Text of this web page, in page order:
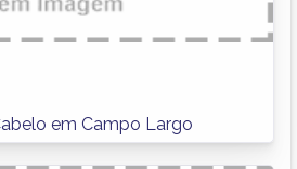
em Campo Largo